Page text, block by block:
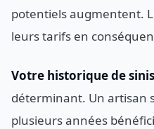
potentiels augmentent.
leurs tarifs en
Votre historique de
déterminant. Un artisan
plusieurs années